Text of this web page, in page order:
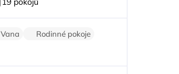
Vana
Rodinné pokoje